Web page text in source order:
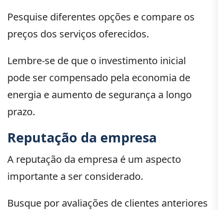
Pesquise diferentes opções e compare os
preços dos serviços oferecidos.
Lembre-se de que o investimento inicial
pode ser compensado pela economia de
energia e aumento de segurança a longo
prazo.
Reputação da empresa
A reputação da empresa é um aspecto
importante a ser considerado.
Busque por avaliações de clientes anteriores